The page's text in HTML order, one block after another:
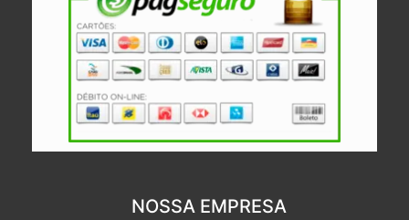
NOSSA EMPRESA